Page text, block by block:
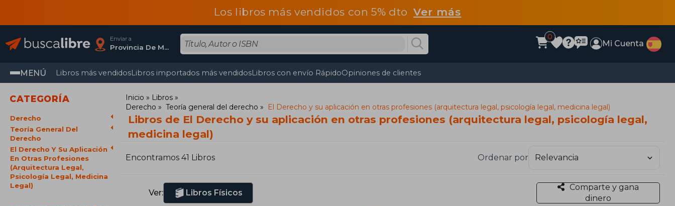
Los libros más vendidos con 5% dtoVer más
Enviar a
Provincia De Madrid
0
Mi Cuenta
MENÚ Libros más vendidosLibros importados más vendidosLibros con envío RápidoOpiniones de clientes
CATEGORÍA
Derecho
Teoría General Del
Derecho
El Derecho Y Su Aplicación
En Otras Profesiones
(Arquitectura Legal,
Psicología Legal, Medicina
Legal)
Inicio
Libros
Derecho
Teoría general del derecho El Derecho y su aplicación en otras profesiones (arquitectura legal, psicología legal, medicina legal)
Libros de El Derecho y su aplicación en otras profesiones (arquitectura legal, psicología legal,
medicina legal)
Encontramos 41 Libros Ordenar por
Ver: Libros Físicos
Comparte y gana
dinero